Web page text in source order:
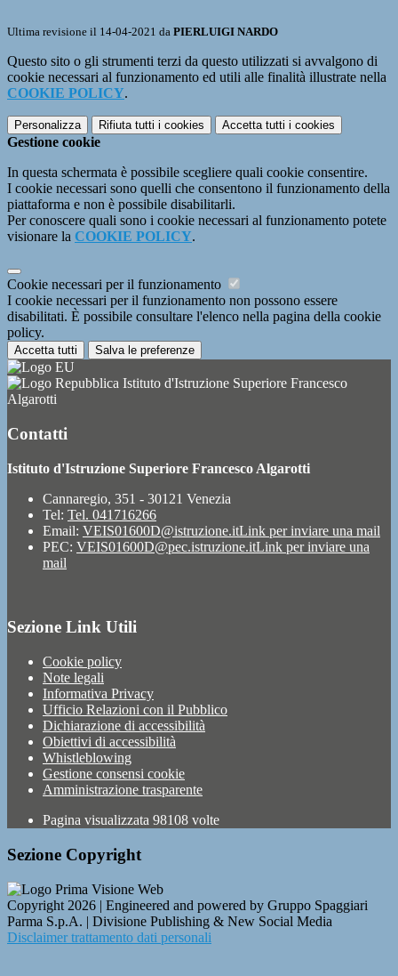
Ultima revisione il 14-04-2021 da PIERLUIGI NARDO
Questo sito o gli strumenti terzi da questo utilizzati si avvalgono di
cookie necessari al funzionamento ed utili alle finalità illustrate nella
COOKIE POLICY.
Personalizza Rifiuta tutti i cookies Accetta tutti i cookies
Gestione cookie
In questa schermata è possibile scegliere quali cookie consentire.
I cookie necessari sono quelli che consentono il funzionamento della
piattaforma e non è possibile disabilitarli.
Per conoscere quali sono i cookie necessari al funzionamento potete
visionare la COOKIE POLICY.
Cookie necessari per il funzionamento
I cookie necessari per il funzionamento non possono essere
disabilitati. È possibile consultare l'elenco nella pagina della cookie
policy.
Accetta tutti Salva le preferenze
Istituto d'Istruzione Superiore Francesco
Algarotti
Contatti
Istituto d'Istruzione Superiore Francesco Algarotti
Cannaregio, 351 - 30121 Venezia
Tel: Tel. 041716266
Email: VEIS01600D@istruzione.itLink per inviare una mail
PEC: VEIS01600D@pec.istruzione.itLink per inviare una
mail
Sezione Link Utili
Cookie policy
Note legali
Informativa Privacy
Ufficio Relazioni con il Pubblico
Dichiarazione di accessibilità
Obiettivi di accessibilità
Whistleblowing
Gestione consensi cookie
Amministrazione trasparente
Pagina visualizzata 98108 volte
Sezione Copyright
Copyright 2026 | Engineered and powered by Gruppo Spaggiari
Parma S.p.A. | Divisione Publishing & New Social Media
Disclaimer trattamento dati personali